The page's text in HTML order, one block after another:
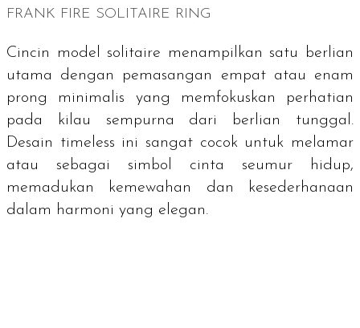
FRANK FIRE SOLITAIRE RING
Cincin model solitaire menampilkan satu berlian
utama dengan pemasangan empat atau enam
prong minimalis yang memfokuskan perhatian
pada kilau sempurna dari berlian tunggal.
Desain timeless ini sangat cocok untuk melamar
atau sebagai simbol cinta seumur hidup,
memadukan kemewahan dan kesederhanaan
dalam harmoni yang elegan.